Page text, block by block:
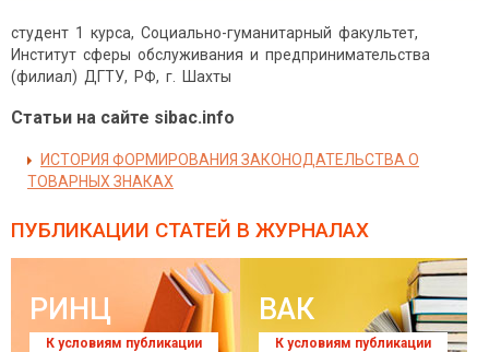
студент 1 курса, Социально-гуманитарный факультет,
Институт сферы обслуживания и предпринимательства
(филиал) ДГТУ, РФ, г. Шахты
Статьи на сайте sibac.info
ИСТОРИЯ ФОРМИРОВАНИЯ ЗАКОНОДАТЕЛЬСТВА О
ТОВАРНЫХ ЗНАКАХ
ПУБЛИКАЦИИ СТАТЕЙ В ЖУРНАЛАХ
РИНЦ
К условиям публикации
ВАК
К условиям публикации